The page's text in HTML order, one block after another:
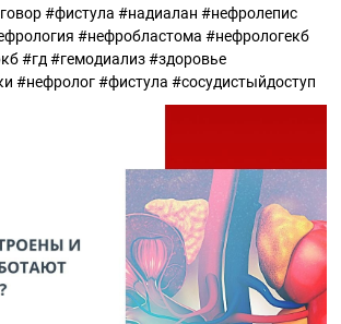
#фистула #надиалан #нефролепис
#нефробластома #нефрологекб
#гд #гемодиализ #здоровье
#нефролог #фистула #сосудистыйдоступ